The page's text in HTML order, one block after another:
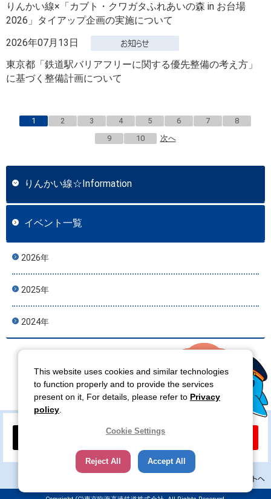
りんかい線×「カブト・クワガタふれあいの森 in お台場
2026」タイアップ企画の実施について
2026年07月13日
東京都「鉄道駅バリアフリーに関する優先整備の考え方」
に基づく整備計画について
1 2 3 4 5 6 7
8
9
10 次へ
りんかい線☆Information
イベント一覧
2026年
2025年
2024年
This website uses cookies and similar technologies
to function properly and to provide the services
present on it, For details, please refer to Privacy
policy
Cookie Settings
Reject All Accept All